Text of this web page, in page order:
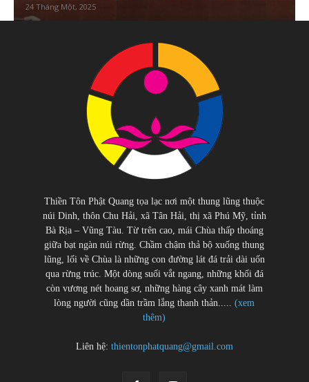
24 Tháng Một, 2025
Thiền Tôn Phật Quang tọa lạc nơi một thung lũng thuộc
núi Dinh, thôn Chu Hải, xã Tân Hải, thị xã Phú Mỹ, tỉnh
Bà Rịa – Vũng Tàu. Từ trên cao, mái Chùa thấp thoáng
giữa bạt ngàn núi rừng. Chầm chậm thả bộ xuống thung
lũng, lối về Chùa là những con đường lát đá trải dài uốn
qua rừng trúc. Một dòng suối vắt ngang, những khối đá
còn vương nét hoang sơ, những hàng cây xanh mát làm
lòng người cũng dần trầm lắng thanh thản.....(xem
thêm)
Liên hệ: thientonphatquang@gmail.com